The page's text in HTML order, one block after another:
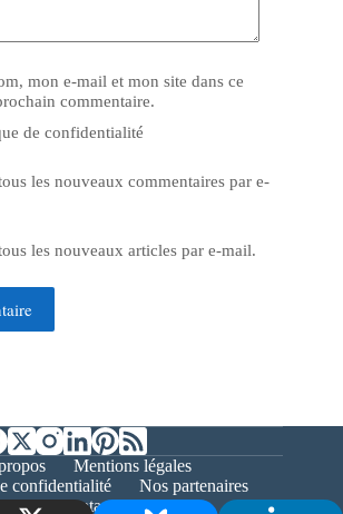
mon e-mail et mon site dans ce
commentaire.
de confidentialité
les nouveaux commentaires par e-
les nouveaux articles par e-mail.
Mentions légales
confidentialité
Nos partenaires
Contact